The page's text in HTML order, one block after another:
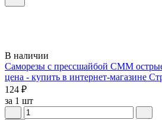
В наличии
Саморезы с прессшайбой СММ
цена - купить в интернет-магазине
124 ₽
за 1 шт